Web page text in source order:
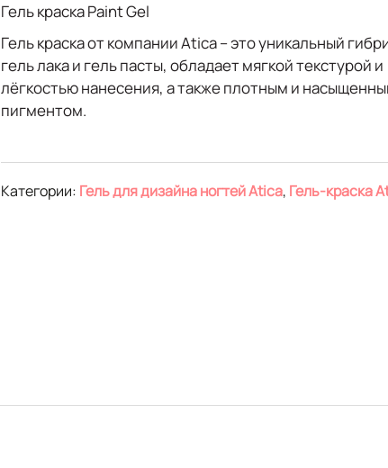
Гель краска Paint Gel
Гель краска от компании Atica – это уникальный
гель лака и гель пасты, обладает мягкой текстурой и
лёгкостью нанесения, а также плотным и
пигментом.
Категории: Гель для дизайна ногтей Atica, Гель-краска